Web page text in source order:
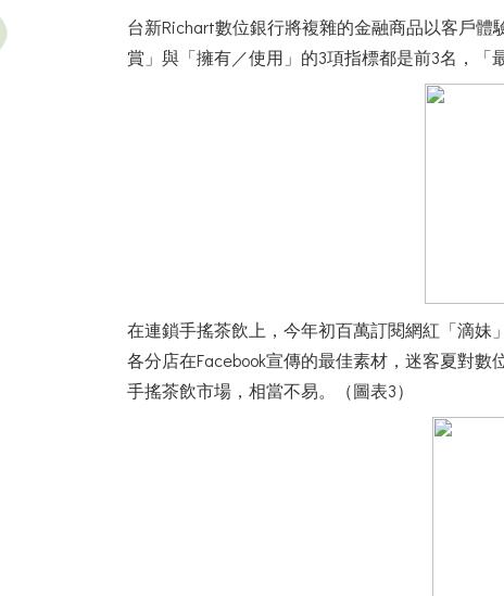
台新Richart數位銀行將複雜的金融商品以客戶
賞」與「擁有／使用」的3項指標都是前3名，「
在連鎖手搖茶飲上，今年初百萬訂閱網紅「滴
各分店在Facebook宣傳的最佳素材，迷客夏對
手搖茶飲市場，相當不易。（圖表3）